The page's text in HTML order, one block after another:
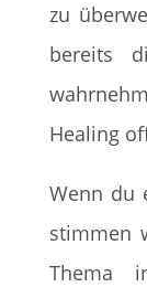
zu
bereits
Healing
Wenn du
stimmen
Thema